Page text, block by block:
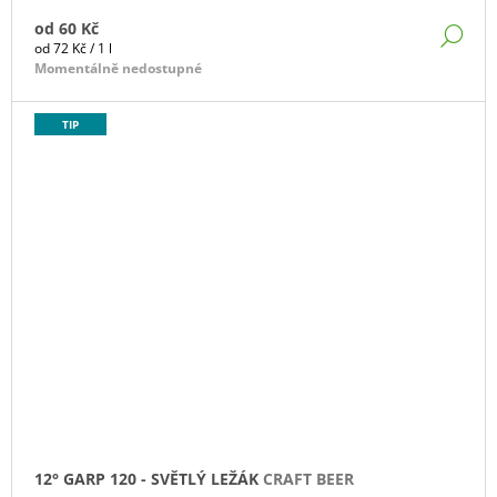
od 60 Kč
Měrná
cena:
od 72 Kč / 1 l
Momentálně nedostupné
TIP
12° GARP 120 - SVĚTLÝ LEŽÁK CRAFT BEER